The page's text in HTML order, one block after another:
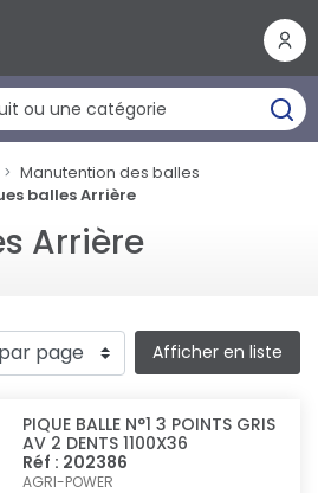
Manutention des balles
balles Arrière
Arrière
Afficher en liste
PIQUE BALLE N°1 3 POINTS GRIS
AV 2 DENTS 1100X36
Réf : 202386
AGRI-POWER